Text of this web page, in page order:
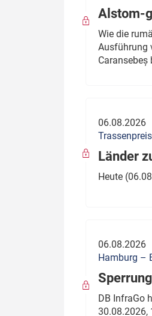
Alstom-
Wie die
Ausführung
Caransebeș
06.08.2026
Länder
Heute
06.08.2026
Hamburg –
DB InfraGo
30.08.2026,